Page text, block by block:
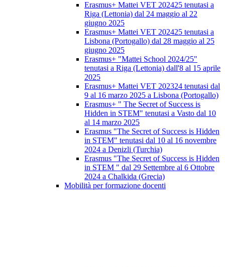
Erasmus+ Mattei VET 202425 tenutasi a
Riga (Lettonia) dal 24 maggio al 22
giugno 2025
Erasmus+ Mattei VET 202425 tenutasi a
Lisbona (Portogallo) dal 28 maggio al 25
giugno 2025
Erasmus+ "Mattei School 2024/25"
tenutasi a Riga (Lettonia) dall'8 al 15 aprile
2025
Erasmus+ Mattei VET 202324 tenutasi dal
9 al 16 marzo 2025 a Lisbona (Portogallo)
Erasmus+ " The Secret of Success is
Hidden in STEM" tenutasi a Vasto dal 10
al 14 marzo 2025
Erasmus "The Secret of Success is Hidden
in STEM" tenutasi dal 10 al 16 novembre
2024 a Denizli (Turchia)
Erasmus "The Secret of Success is Hidden
in STEM " dal 29 Settembre al 6 Ottobre
2024 a Chalkida (Grecia)
Mobilità per formazione docenti